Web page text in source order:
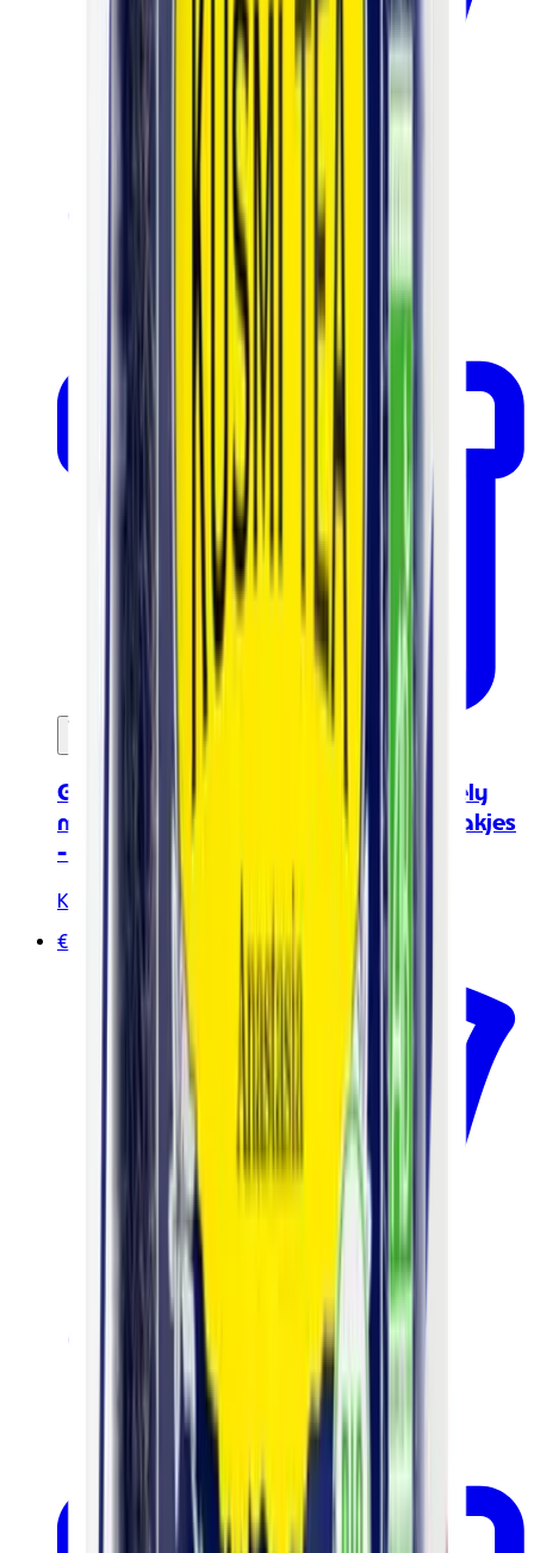
In mijn winkelwagen
Groene thee met citrusvruchten - Lovely
morning - Doos van 20 mousseline zakjes
- 40 gr
Kusmi Tea
€26.90